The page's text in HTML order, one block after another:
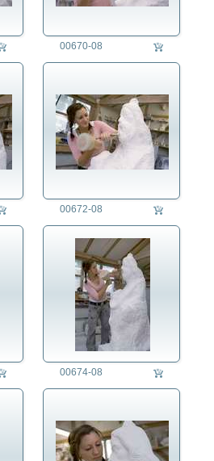
Wirtschaft
auftragsproduktion
die fotografen
fotoagentur
für fotografen
agb
00670-08
00672-08
00674-08